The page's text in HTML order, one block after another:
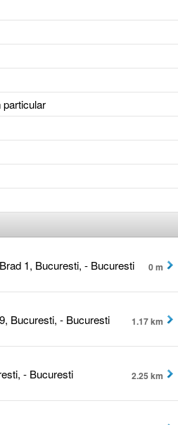
1, Bucuresti, - Bucuresti
0 m
Bucuresti, - Bucuresti
1.17 km
- Bucuresti
2.25 km